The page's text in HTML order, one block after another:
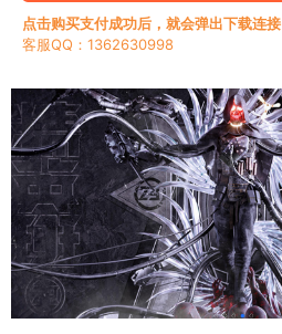
点击购买支付成功后，就会弹出下载连接
客服QQ：1362630998